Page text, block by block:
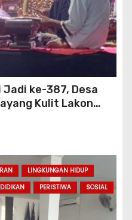
Jadi ke-387, Desa
Kulit Lakon
LINGKUNGAN HIDUP
PERISTIWA
SOSIAL